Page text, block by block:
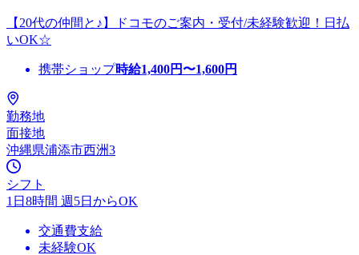
【20代の仲間と♪】ドコモのご案内・受付/未経験歓迎！日払
いOK☆
携帯ショップ時給1,400円〜1,600円
勤務地
面接地
沖縄県浦添市西洲3
シフト
1日8時間 週5日からOK
交通費支給
未経験OK